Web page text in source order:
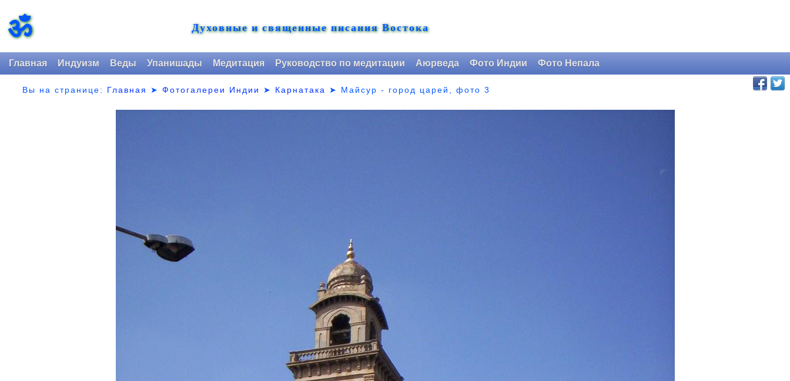
ॐ Духовные и священные писания Востока
Главная Индуизм Веды Упанишады Медитация Руководство по медитации Аюрведа Фото Индии Фото Непала
Вы на странице: Главная ➤Фотогалереи Индии ➤ Карнатака ➤ Майсур - город царей, фото 3